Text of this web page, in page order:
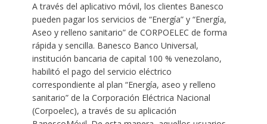
A través del aplicativo móvil, los clientes Banesco
pueden pagar los servicios de “Energía” y “Energía,
Aseo y relleno sanitario” de CORPOELEC de forma
rápida y sencilla. Banesco Banco Universal,
institución bancaria de capital 100 % venezolano,
habilitó el pago del servicio eléctrico
correspondiente al plan “Energía, aseo y relleno
sanitario” de la Corporación Eléctrica Nacional
(Corpoelec), a través de su aplicación